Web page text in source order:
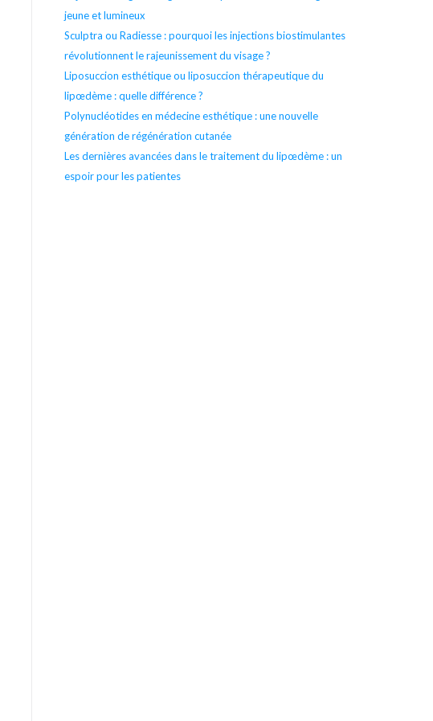
jeune et lumineux
Sculptra ou Radiesse : pourquoi les injections biostimulantes
révolutionnent le rajeunissement du visage ?
Liposuccion esthétique ou liposuccion thérapeutique du
lipœdème : quelle différence ?
Polynucléotides en médecine esthétique : une nouvelle
génération de régénération cutanée
Les dernières avancées dans le traitement du lipœdème : un
espoir pour les patientes